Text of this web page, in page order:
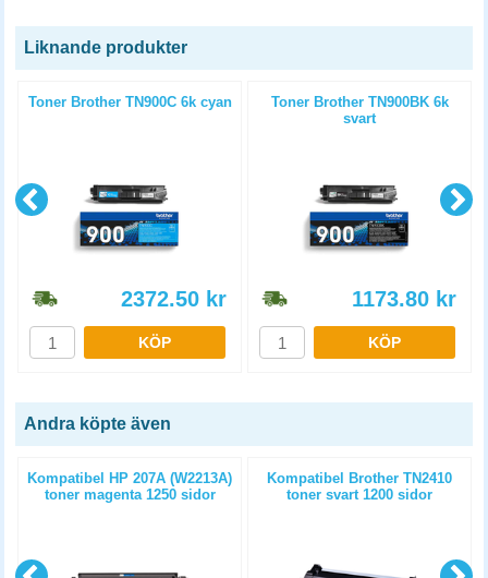
Liknande produkter
Toner Brother TN900C 6k cyan
2372.50 kr
KÖP
Toner Brother TN900BK 6k
svart
1173.80 kr
KÖP
Andra köpte även
Kompatibel HP 207A (W2213A)
toner magenta 1250 sidor
Kompatibel Brother TN2410
toner svart 1200 sidor